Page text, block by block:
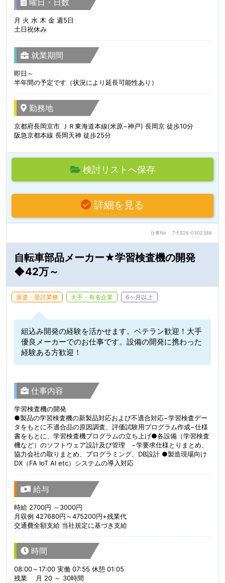
曜日・日数
月 火 水 木 金 週5日
土日祝休み
就業期間
即日～
半年間の予定です（状況により延長可能性あり）
勤務地
京都府長岡京市 ＪＲ東海道本線(米原−神戸) 長岡京 徒歩10分
阪急京都本線 長岡天神 徒歩25分
検討リストへ保存
詳細を見る
仕事No T-ES26-0302386
自転車部品メーカー★学習検査機の開発
◆42万～
派遣・受託業務 大手・有名企業 6ヶ月以上
組込み開発の経験を活かせます。ベテラン歓迎！大手
優良メーカーでのお仕事です。設備の開発に携わった
経験ある方歓迎！
仕事内容
学習検査機の開発
●製品の学習検査機の新製品対応および不適合対応−学習検査デー
タをもとに不適合品の原因調査、評価試験用プログラム作成−仕様
書をもとに、学習検査機プログラムの立ち上げ●各設備（学習検査
機など）のソフトウェア設計及び管理 −学要求仕様とりまとめ、
協力会社の取りまとめ、プログラミング、DB設計 ●製造現場向け
DX（FA IoT AI etc）システムの導入対応
給与
時給 2700円 ～3000円
月収例 427680円～475200円+残業代
交通費全額支給 当社規定に基づき支給
時間
08:00～17:00 実働 07:55 休憩 01:05
残業 月 20 ～ 30時間